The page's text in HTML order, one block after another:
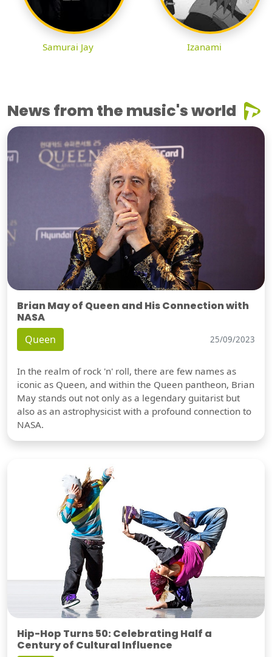
Samurai Jay Izanami
News from the music's world
Brian May of Queen and His Connection with
NASA
Queen 25/09/2023
In the realm of rock 'n' roll, there are few names as
iconic as Queen, and within the Queen pantheon, Brian
May stands out not only as a legendary guitarist but
also as an astrophysicist with a profound connection to
NASA.
Hip-Hop Turns 50: Celebrating Half a
Century of Cultural Influence